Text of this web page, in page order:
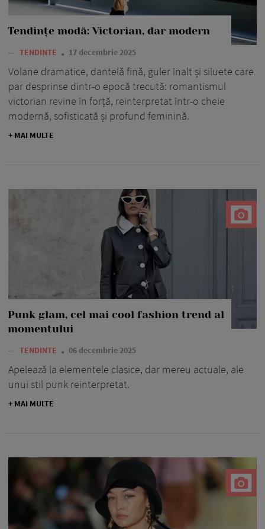
Tendințe modă: Victorian, dar modern
— TENDINTE 17 decembrie 2025
Volane dramatice, dantelă fină, guler înalt și siluete care
par desprinse dintr-o epocă trecută: romantismul
victorian revine în forță, reinterpretat într-o cheie
modernă, sofisticată și profund feminină.
+ MAI MULTE
Punk glam, cel mai cool fashion trend al
momentului
— TENDINTE 06 decembrie 2025
Apelează la elementele clasice, dar mereu actuale, ale
unui stil punk reinterpretat.
+ MAI MULTE